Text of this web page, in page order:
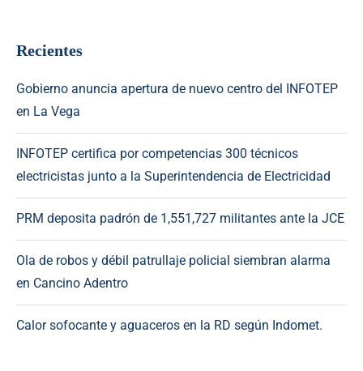
Recientes
Gobierno anuncia apertura de nuevo centro del INFOTEP
en La Vega
INFOTEP certifica por competencias 300 técnicos
electricistas junto a la Superintendencia de Electricidad
PRM deposita padrón de 1,551,727 militantes ante la JCE
Ola de robos y débil patrullaje policial siembran alarma
en Cancino Adentro
Calor sofocante y aguaceros en la RD según Indomet.